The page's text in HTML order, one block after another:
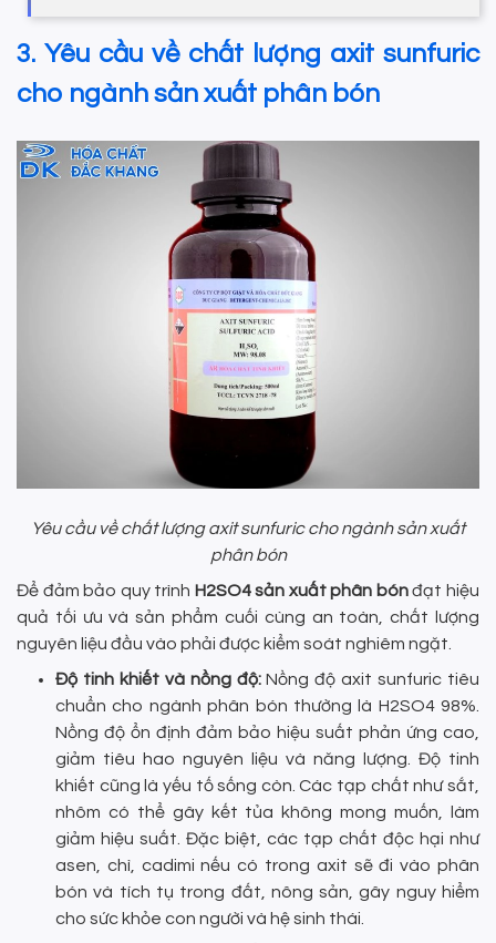
3. Yêu cầu về chất lượng axit sunfuric
cho ngành sản xuất phân bón
Yêu cầu về chất lượng axit sunfuric cho ngành sản xuất
phân bón
Để đảm bảo quy trình H2SO4 sản xuất phân bónđạt hiệu
quả tối ưu và sản phẩm cuối cùng an toàn, chất lượng
nguyên liệu đầu vào phải được kiểm soát nghiêm ngặt.
Độ tinh khiết và nồng độ:Nồng độ axit sunfuric tiêu
chuẩn cho ngành phân bón thường là H2SO4 98%.
Nồng độ ổn định đảm bảo hiệu suất phản ứng cao,
giảm tiêu hao nguyên liệu và năng lượng. Độ tinh
khiết cũng là yếu tố sống còn. Các tạp chất như sắt,
nhôm có thể gây kết tủa không mong muốn, làm
giảm hiệu suất. Đặc biệt, các tạp chất độc hại như
asen, chì, cadimi nếu có trong axit sẽ đi vào phân
bón và tích tụ trong đất, nông sản, gây nguy hiểm
cho sức khỏe con người và hệ sinh thái.